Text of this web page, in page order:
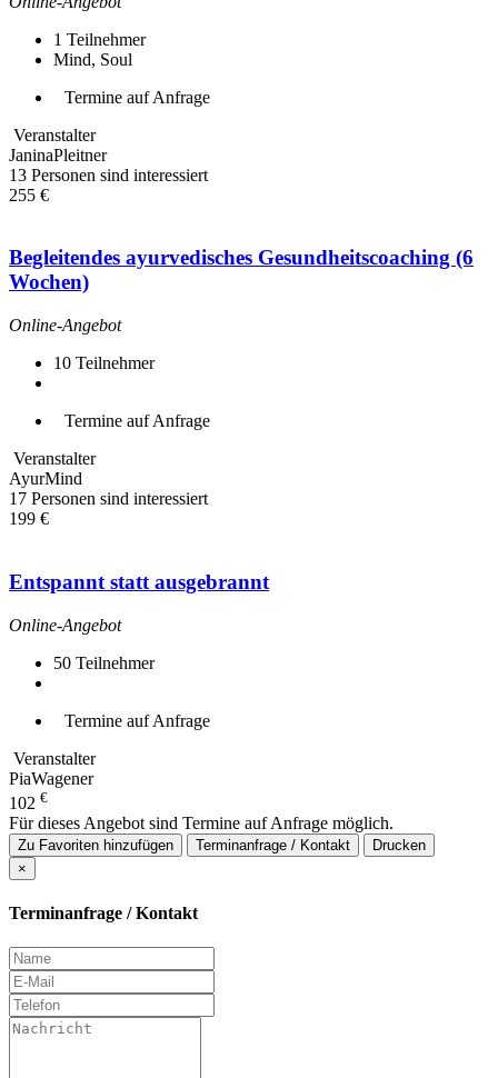
1 Teilnehmer
Mind, Soul
Termine auf Anfrage
Veranstalter
JaninaPleitner
13 Personen sind interessiert
255 €
Begleitendes ayurvedisches Gesundheitscoaching (6
Wochen)
Online-Angebot
10 Teilnehmer
Termine auf Anfrage
Veranstalter
AyurMind
17 Personen sind interessiert
199 €
Entspannt statt ausgebrannt
Online-Angebot
50 Teilnehmer
Termine auf Anfrage
Veranstalter
PiaWagener
102 €
Für dieses Angebot sind Termine auf Anfrage möglich.
Zu Favoriten hinzufügen Terminanfrage / Kontakt
Drucken
×
Terminanfrage / Kontakt